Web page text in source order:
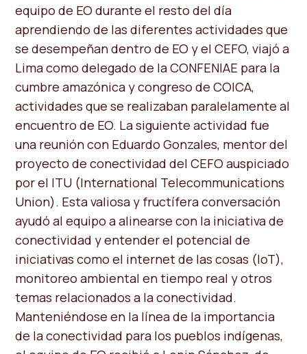
equipo de EO durante el resto del día
aprendiendo de las diferentes actividades que
se desempeñan dentro de EO y el CEFO, viajó a
Lima como delegado de la CONFENIAE para la
cumbre amazónica y congreso de COICA,
actividades que se realizaban paralelamente al
encuentro de EO. La siguiente actividad fue
una reunión con Eduardo Gonzales, mentor del
proyecto de conectividad del CEFO auspiciado
por el ITU (International Telecommunications
Union). Esta valiosa y fructífera conversación
ayudó al equipo a alinearse con la iniciativa de
conectividad y entender el potencial de
iniciativas como el internet de las cosas (IoT),
monitoreo ambiental en tiempo real y otros
temas relacionados a la conectividad.
Manteniéndose en la línea de la importancia
de la conectividad para los pueblos indígenas,